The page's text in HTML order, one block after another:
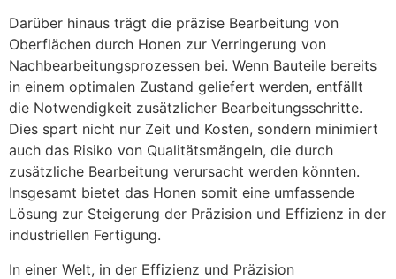
Darüber hinaus trägt die präzise Bearbeitung von
Oberflächen durch Honen zur Verringerung von
Nachbearbeitungsprozessen bei. Wenn Bauteile bereits
in einem optimalen Zustand geliefert werden, entfällt
die Notwendigkeit zusätzlicher Bearbeitungsschritte.
Dies spart nicht nur Zeit und Kosten, sondern minimiert
auch das Risiko von Qualitätsmängeln, die durch
zusätzliche Bearbeitung verursacht werden könnten.
Insgesamt bietet das Honen somit eine umfassende
Lösung zur Steigerung der Präzision und Effizienz in der
industriellen Fertigung.
In einer Welt, in der Effizienz und Präzision